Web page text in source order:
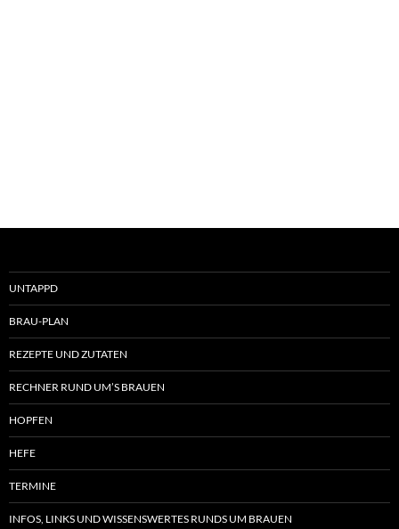
UNTAPPD
BRAU-PLAN
REZEPTE UND ZUTATEN
RECHNER RUND UM’S BRAUEN
HOPFEN
HEFE
TERMINE
INFOS, LINKS UND WISSENSWERTES RUNDS UM BRAUEN